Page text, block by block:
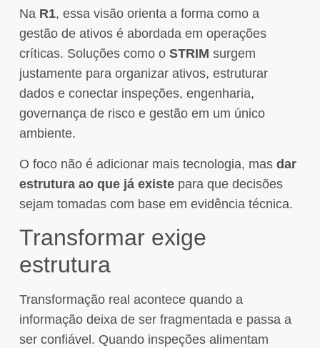
Na R1, essa visão orienta a forma como a
gestão de ativos é abordada em operações
críticas. Soluções como o STRIM surgem
justamente para organizar ativos, estruturar
dados e conectar inspeções, engenharia,
governança de risco e gestão em um único
ambiente.
O foco não é adicionar mais tecnologia, mas dar
estrutura ao que já existepara que decisões
sejam tomadas com base em evidência técnica.
Transformar exige
estrutura
Transformação real acontece quando a
informação deixa de ser fragmentada e passa a
ser confiável. Quando inspeções alimentam